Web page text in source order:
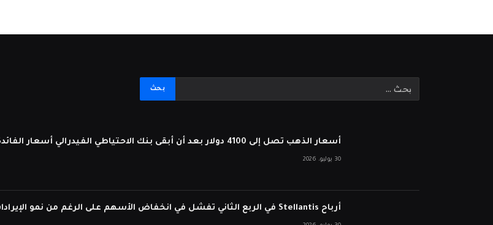
أسعار الذهب تصل إلى 4100 دولار بعد أن أبقى بنك الاحتياطي الفيدرالي أسعار الفائدة ثابتة
30 يوليو، 2026
أرباح Stellantis في الربع الثاني تفشل في انخفاض الأسهم على الرغم من نمو الإيرادات